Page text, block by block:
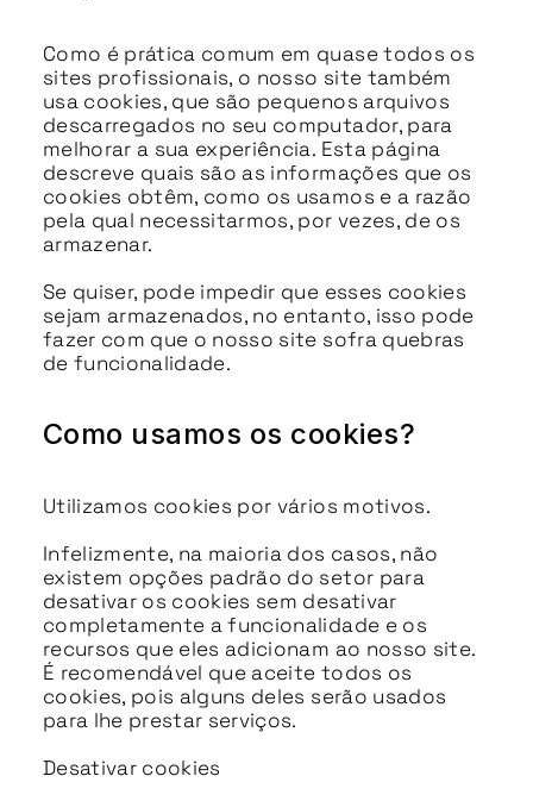
Como é prática comum em quase todos os
sites profissionais, o nosso site também
usa cookies, que são pequenos arquivos
descarregados no seu computador, para
melhorar a sua experiência. Esta página
descreve quais são as informações que os
cookies obtêm, como os usamos e a razão
pela qual necessitarmos, por vezes, de os
armazenar.
Se quiser, pode impedir que esses cookies
sejam armazenados, no entanto, isso pode
fazer com que o nosso site sofra quebras
de funcionalidade.
Como usamos os cookies?
Utilizamos cookies por vários motivos.
Infelizmente, na maioria dos casos, não
existem opções padrão do setor para
desativar os cookies sem desativar
completamente a funcionalidade e os
recursos que eles adicionam ao nosso site.
É recomendável que aceite todos os
cookies, pois alguns deles serão usados
para lhe prestar serviços.
Desativar cookies